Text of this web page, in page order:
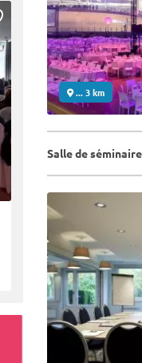
... 3 km
Salle de